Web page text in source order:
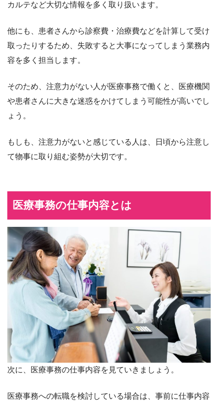
カルテなど大切な情報を多く取り扱います。
他にも、患者さんから診察費・治療費などを計算して受け
取ったりするため、失敗すると大事になってしまう業務内
容を多く担当します。
そのため、注意力がない人が医療事務で働くと、医療機関
や患者さんに大きな迷惑をかけてしまう可能性が高いでし
ょう。
もしも、注意力がないと感じている人は、日頃から注意し
て物事に取り組む姿勢が大切です。
医療事務の仕事内容とは
次に、医療事務の仕事内容を見ていきましょう。
医療事務への転職を検討している場合は、事前に仕事内容